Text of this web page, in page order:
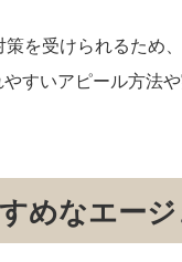
を受けられるため
すいアピール方法
めなエー